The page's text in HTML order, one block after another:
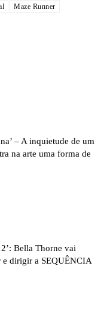
Maze Runner
– A inquietude de um
na arte uma forma de
Bella Thorne vai
e dirigir a SEQUÊNCIA